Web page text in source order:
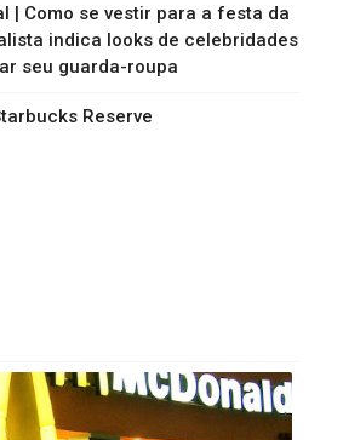
| Como se vestir para a festa da
indica looks de celebridades
seu guarda-roupa
Reserve